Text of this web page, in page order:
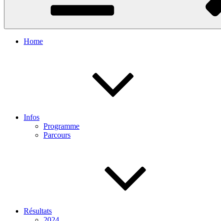
Home
Infos
Programme
Parcours
Résultats